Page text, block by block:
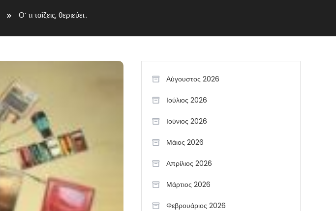
Ο’ τι ταΐζεις, θεριεύει..
Αύγουστος 2026
Ιούλιος 2026
Ιούνιος 2026
Μάιος 2026
Απρίλιος 2026
Μάρτιος 2026
Φεβρουάριος 2026